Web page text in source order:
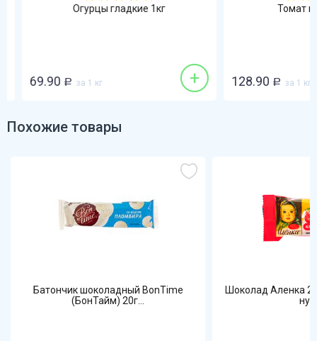
Огурцы гладкие 1кг
69.90 Р за 1 кг +
Томат
128.90 Р за 1 кг
Похожие товары
Батончик шоколадный BonTime
(БонТайм) 20г...
Шоколад Аленка